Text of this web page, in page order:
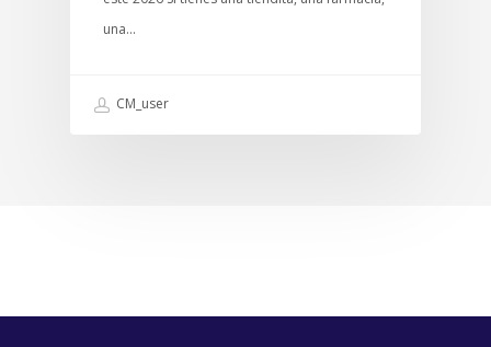
una…
CM_user